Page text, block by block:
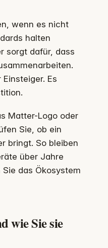
wenn es nicht
halten
sorgt dafür, dass
Es
Matter-Logo oder
Sie, ob ein
bringt. So bleiben
über Jahre
das Ökosystem
wie Sie sie